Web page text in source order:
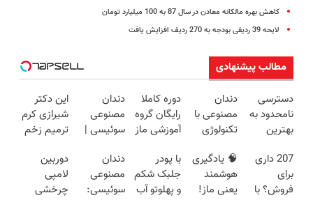
کاهش بهره مالکانه معادن در سال 87 به 100 میلیارد تومان
لایحه 39 ردیفی بودجه به 270 ردیف افزایش یافت
مطالب پیشنهادی
دسترسی
نامحدود به
بهترین
روز کنکور
دندان
مصنوعی با
تکنولوژی
سوئیسی
🇨🇭
دوره کاملا
رایگان گروه
آموزشی ماز
دریافت
ثبت نام
کن)
دندان
مصنوعی
سوئیسی |
مقاوم،
طبیعی!
ویزیت
این دکتر
شیرازی کرم
ترمیم زخم
ساخت!!!
207 داری
برای
فروش؟ با
🧠 یادگیری
هوشمند
یعنی ماز!
با پودر
جلبک شکم
و پهلوتو آب
دندان
مصنوعی
سوئیسی:
دوربین
لامپی
چرخشی